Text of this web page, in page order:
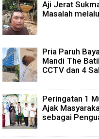
Aji Jerat
Masalah
Pria Paruh
Mandi The
CCTV dan 4
Peringatan 1
Ajak
sebagai